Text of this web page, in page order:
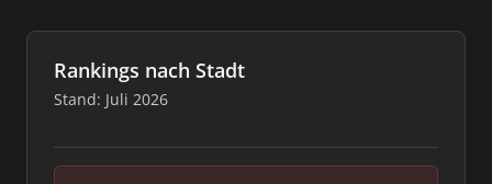
Rankings nach Stadt
Stand: Juli 2026